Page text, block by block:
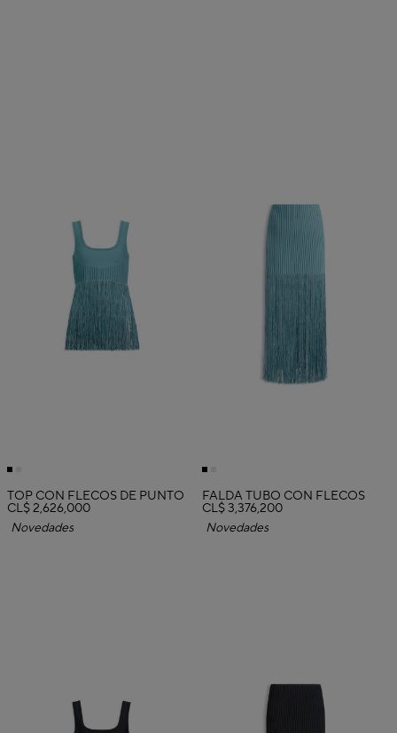
TOP CON FLECOS DE PUNTO
CL$ 2,626,000
Novedades
FALDA TUBO CON FLECOS
CL$ 3,376,200
Novedades